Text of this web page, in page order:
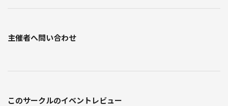
主催者へ問い合わせ
このサークルのイベントレビュー